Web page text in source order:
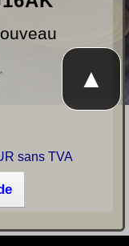
sans TVA
▲